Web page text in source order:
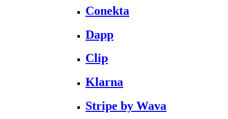
Conekta
Dapp
Clip
Klarna
Stripe by Wava